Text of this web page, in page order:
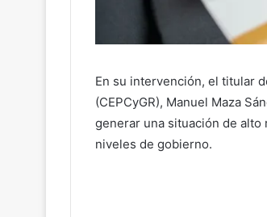
En su intervención, el titular
(CEPCyGR), Manuel Maza
generar una situación de
niveles de gobierno.